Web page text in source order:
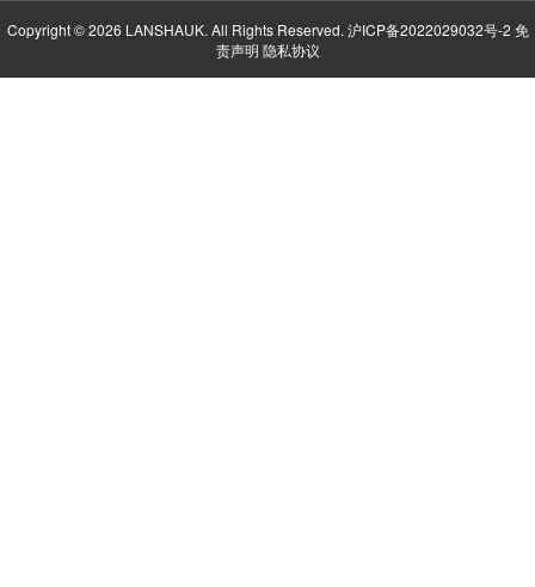
Copyright © 2026 LANSHAUK. All Rights Reserved. 沪ICP备2022029032号-2 免
责声明 隐私协议